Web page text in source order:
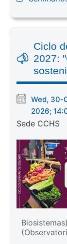
Ciclo
2027:
Wed, 30-
2026;
Sede CCHS